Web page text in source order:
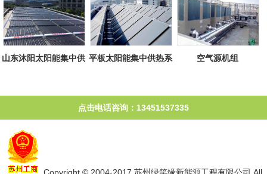
山东沐阳太阳能集中供 平板太阳能集中供热系
空气源机组
点击电话咨询：13451537335